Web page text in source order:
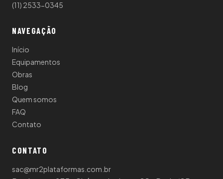
(11) 2533-0345
NAVEGAÇÃO
Início
Equipamentos
Obras
Blog
Quem somos
FAQ
Contato
CONTATO
sac@mr2plataformas.com.br